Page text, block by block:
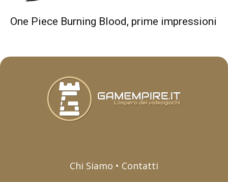
One Piece Burning Blood, prime impressioni
Chi Siamo • Contatti